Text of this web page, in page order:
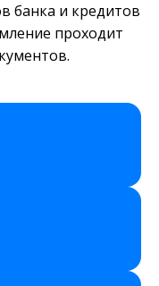
банка и кредитов
проходит